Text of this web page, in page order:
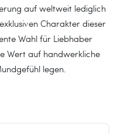
auf weltweit lediglich
Charakter dieser
Wahl für Liebhaber
Wert auf handwerkliche
legen.